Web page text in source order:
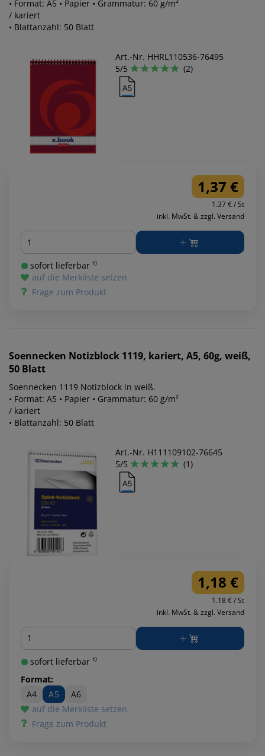
• Format: A5 • Papier • Grammatur: 60 g/m²
/ kariert
• Blattanzahl: 50 Blatt
Art.-Nr. HHRL110536-76495
5/5
(2)
1,37 €
1.37 € / St
inkl. MwSt. & zzgl. Versand
Menge
sofort lieferbar ¹⁾
auf die Merkliste setzen
Frage zum Produkt
Soennecken Notizblock 1119, kariert, A5, 60g, weiß,
50 Blatt
Soennecken 1119 Notizblock in weiß.
• Format: A5 • Papier • Grammatur: 60 g/m²
/ kariert
• Blattanzahl: 50 Blatt
Art.-Nr. H111109102-76645
5/5
(1)
1,18 €
1.18 € / St
inkl. MwSt. & zzgl. Versand
Menge
sofort lieferbar ¹⁾
Format:
A4
A5
A6
auf die Merkliste setzen
Frage zum Produkt